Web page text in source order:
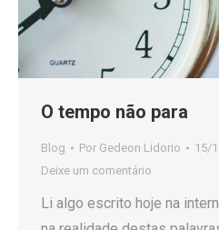
O tempo não para
Blog Por Gedeon Lidorio
15/
Deixe um comentário
Li algo escrito hoje na